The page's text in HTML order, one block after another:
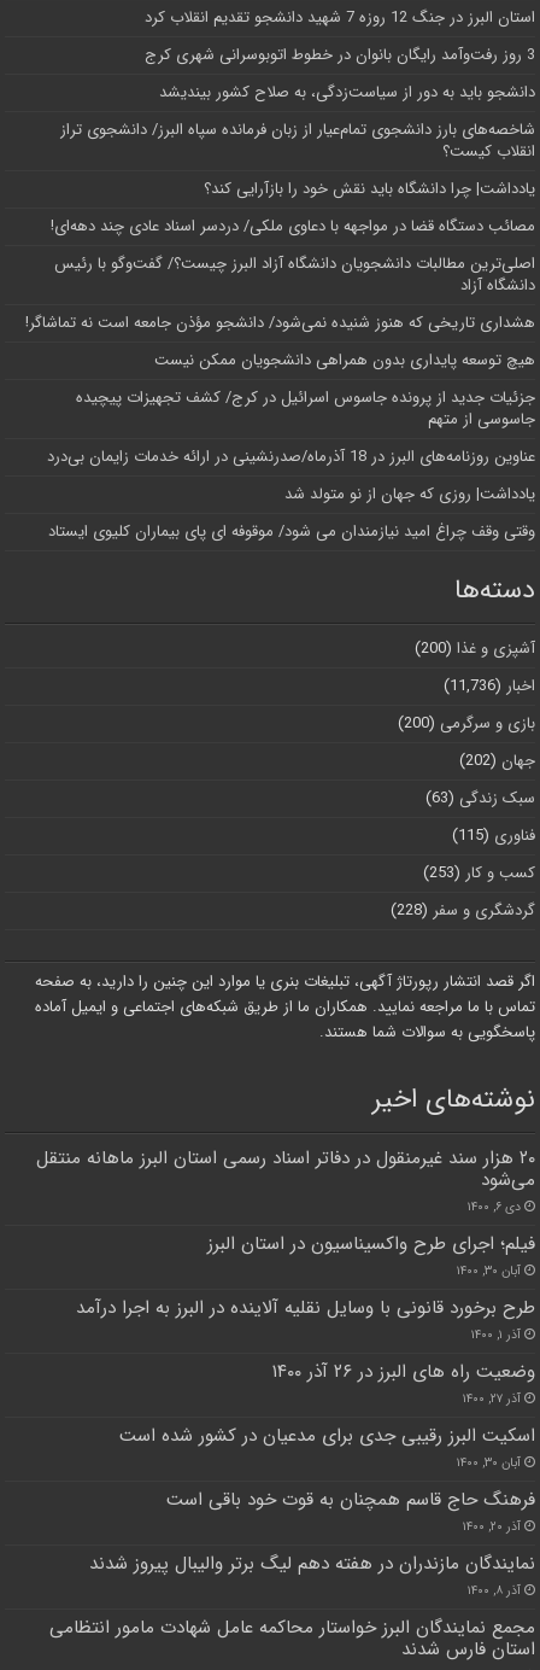
استان البرز در جنگ 12 روزه 7 شهید دانشجو تقدیم انقلاب کرد
3 روز رفت‌وآمد رایگان بانوان در خطوط اتوبوسرانی شهری کرج
دانشجو باید به دور از سیاست‌زدگی، به صلاح کشور بیندیشد
شاخصه‌های بارز دانشجوی تمام‌عیار از زبان فرمانده سپاه البرز/ دانشجوی تراز
انقلاب کیست؟
یادداشت| چرا دانشگاه باید نقش خود را بازآرایی کند؟
مصائب دستگاه قضا در مواجهه با دعاوی ملکی/ دردسر اسناد عادی چند‌ دهه‌ای!
اصلی‌ترین مطالبات دانشجویان دانشگاه آزاد البرز چیست؟/ گفت‌وگو با رئیس
دانشگاه آز‌اد
هشداری تاریخی که هنوز شنیده نمی‌شود/ دانشجو مؤذن جامعه است نه تماشاگر!
هیچ توسعه پایداری بدون همراهی دانشجویان ممکن نیست
جزئیات جدید از پرونده جاسوس اسرائیل در کرج/‌ کشف تجهیزات پیچیده
جاسوسی از متهم
عناوین روزنامه‌های البرز در ‌18 آذرماه/صدرنشینی در ارائه خدمات زایمان بی‌درد
یادداشت| روزی که جهان از نو متولد شد
وقتی وقف چراغ امید نیازمندان می شود/ موقوفه ای پای بیماران کلیوی ایستاد
دسته‌ها
آشپزی و غذا (200)
اخبار (11,736)
بازی و سرگرمی (200)
جهان (202)
سبک زندگی (63)
فناوری (115)
کسب و کار (253)
گردشگری و سفر (228)
اگر قصد انتشار رپورتاژ آگهی، تبلیغات بنری یا موارد این چنین را دارید، به صفحه
تماس با ما مراجعه نمایید. همکاران ما از طریق شبکه‌های اجتماعی و ایمیل آماده
پاسخگویی به سوالات شما هستند.
نوشته‌های اخیر
۲۰ هزار سند غیرمنقول در دفاتر اسناد رسمی استان البرز ماهانه منتقل
می‌شود
دی ۶, ۱۴۰۰
فیلم؛ اجرای طرح واکسیناسیون در استان البرز
آبان ۳۰, ۱۴۰۰
طرح برخورد قانونی با وسایل نقلیه آلاینده در البرز به اجرا درآمد
آذر ۱, ۱۴۰۰
وضعیت راه های البرز در ۲۶ آذر ۱۴۰۰
آذر ۲۷, ۱۴۰۰
اسکیت البرز رقیبی جدی برای مدعیان در کشور شده است
آبان ۳۰, ۱۴۰۰
فرهنگ حاج قاسم همچنان به قوت خود باقی است
آذر ۲۰, ۱۴۰۰
نمایندگان مازندران در هفته دهم لیگ برتر والیبال پیروز شدند
آذر ۸, ۱۴۰۰
مجمع نمایندگان البرز خواستار محاکمه عامل شهادت مامور انتظامی
استان فارس شدند